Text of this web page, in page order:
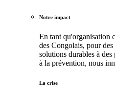
Notre impact
En tant qu'organisation
des Congolais, pour
solutions durables à
à la prévention, nous
La crise